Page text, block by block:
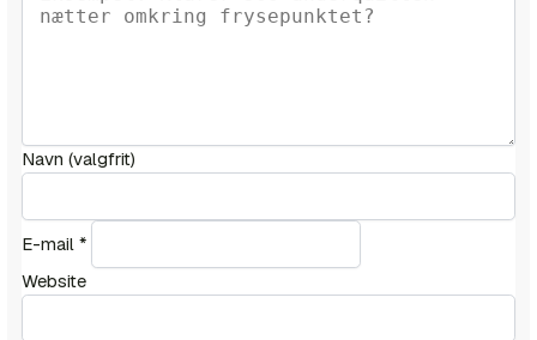
Navn (valgfrit)
E-mail *
Website